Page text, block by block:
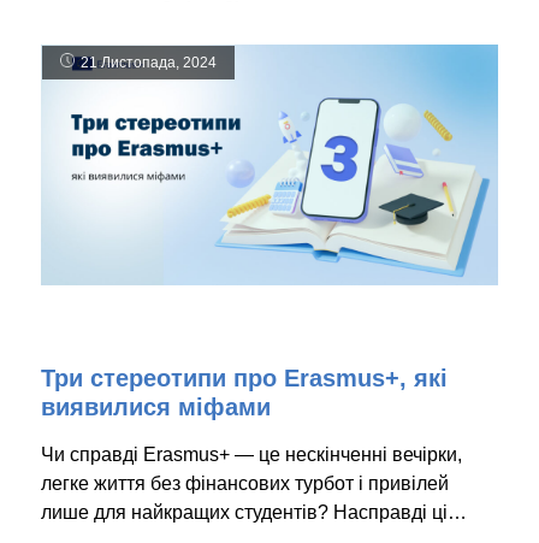
21 Листопада, 2024
Три стереотипи про Erasmus+, які
виявилися міфами
Чи справді Erasmus+ — це нескінченні вечірки,
легке життя без фінансових турбот і привілей
лише для найкращих студентів? Насправді ці…